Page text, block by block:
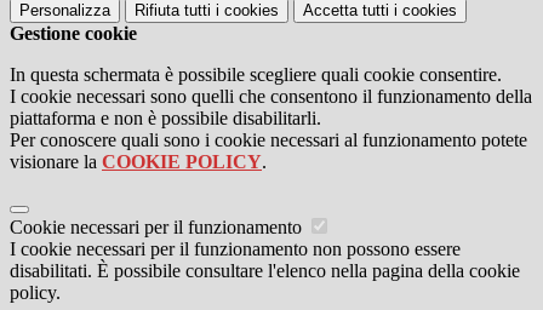
Personalizza Rifiuta tutti i cookies Accetta tutti i cookies
Gestione cookie
In questa schermata è possibile scegliere quali cookie consentire.
I cookie necessari sono quelli che consentono il funzionamento della
piattaforma e non è possibile disabilitarli.
Per conoscere quali sono i cookie necessari al funzionamento potete
visionare la COOKIE POLICY.
Cookie necessari per il funzionamento
I cookie necessari per il funzionamento non possono essere
disabilitati. È possibile consultare l'elenco nella pagina della cookie
policy.